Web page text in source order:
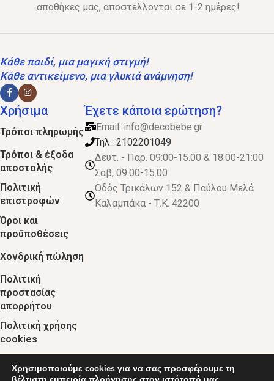
αποθήκες μας, αποστέλλονται σε 1-2 ημέρες!
Κάθε παιδί, μια μαγική στιγμή!
Κάθε αντικείμενο, μια γλυκιά ανάμνηση!
Χρήσιμα
Τρόποι πληρωμής
Τρόποι & έξοδα
αποστολής
Πολιτική
επιστροφών
Όροι και
προϋποθέσεις
Χονδρική πώληση
Πολιτική
προστασίας
απορρήτου
Πολιτική χρήσης
cookies
Έχετε κάποια ερώτηση?
Email: info@decobebe.gr
Τηλ.: 2102201049
Δευτ. - Παρ. 09:00-15.00 & 18.00-21:00
Σαβ, 09:00-15.00
Οδός Τρικάλων 152 & Παύλου Μελά
Καλαμπάκα - Τ.Κ. 42200
© 2024 :: decobebe.gr
Χρησιμοποιούμε cookies για να σας προσφέρουμε τη